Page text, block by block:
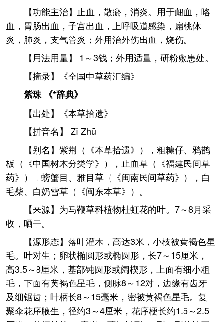
【功能主治】止血，散瘀，消炎。用于衄血，咯
血，胃肠出血，子宫出血，上呼吸道感染，扁桃体
炎，肺炎，支气管炎；外用治外伤出血，烧伤。
【用法用量】 1～3钱；外用适量，研粉敷患处。
【摘录】《全国中草药汇编》
紫珠 《*辞典》
【出处】《本草拾遗》
【拼音名】 Zǐ Zhū
【别名】紫荆（《本草拾遗》），粗糠仔、鸦鹊
板（《中国树木分类学》），止血草（《福建民间草
药》），螃蟹目、雅目草（《闽南民间草药》），白
毛柴、白奶雪草（《闽东本草》）。
【来源】为马鞭草科植物杜虹花的叶。7～8月采
收，晒干。
【源形态】落叶灌木，高达3米，小枝被黄褐色星
毛。叶对生；卵状椭圆形或椭圆形，长7～15厘米，
高3.5～8厘米，基部钝圆形或阔楔形，上面有细小粗
毛，下面有黄褐色星毛，侧脉8～12对，边缘有齿牙
及细锯齿；叶柄长8～15毫米，密被黄褐色星毛。复
聚伞花序腋生，径约3～4厘米，花序梗长约1.5～2.5